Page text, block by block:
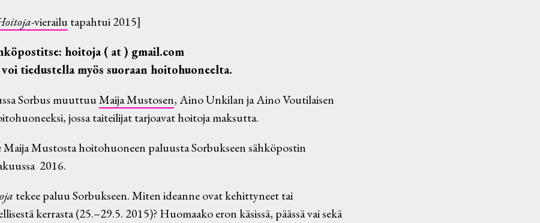
-vierailutapahtui 2015]
hoitoja ( at ) gmail.com
tiedustella myös suoraan hoitohuoneelta.
Sorbus muuttuuMaija Mustosen, Aino Unkilan ja Aino Voutilaisen
jossa taiteilijat tarjoavat hoitoja maksutta.
Mustosta hoitohuoneen paluusta Sorbukseen sähköpostin
2016.
tekee paluu Sorbukseen. Miten ideanne ovat kehittyneet tai
kerrasta (25.–29.5. 2015)? Huomaako eron käsissä, päässä vai sekä